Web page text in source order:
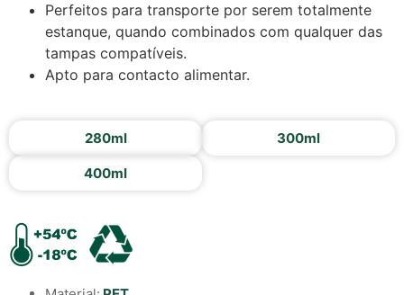
Perfeitos para transporte por serem totalmente
estanque, quando combinados com qualquer das
tampas compatíveis.
Apto para contacto alimentar.
280ml 300ml
400ml